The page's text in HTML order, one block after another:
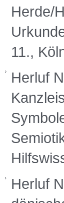
Herde/
11.,
Herluf
Herluf